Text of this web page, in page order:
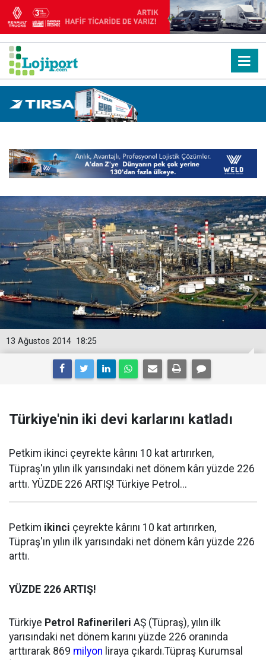
18:25
13 Ağustos 2014
Türkiye'nin iki devi karlarını katladı
Petkim ikinci çeyrekte kârını 10 kat artırırken,
Tüpraş'ın yılın ilk yarısındaki net dönem kârı yüzde 226
arttı. YÜZDE 226 ARTIŞ! Türkiye Petrol...
Petkim ikinci çeyrekte kârını 10 kat artırırken,
Tüpraş'ın yılın ilk yarısındaki net dönem kârı yüzde 226
arttı.
YÜZDE 226 ARTIŞ!
Türkiye Petrol Rafinerileri AŞ (Tüpraş), yılın ilk
yarısındaki net dönem karını yüzde 226 oranında
arttırarak 869 milyon liraya çıkardı.Tüpraş Kurumsal